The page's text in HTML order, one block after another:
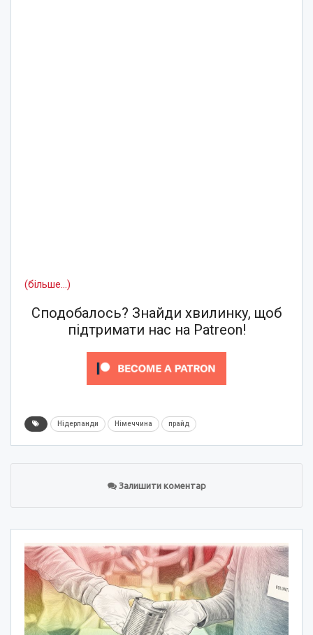
(більше…)
Сподобалось? Знайди хвилинку, щоб
підтримати нас на Patreon!
Нідерланди Німеччина прайд
Залишити коментар